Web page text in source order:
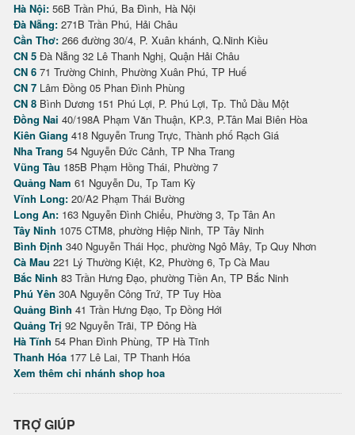
Hà Nội: 56B Trần Phú, Ba Đình, Hà Nội
Đà Nẵng: 271B Trần Phú, Hải Châu
Cần Thơ: 266 đường 30/4, P. Xuân khánh, Q.Ninh Kiều
CN 5 Đà Nẵng 32 Lê Thanh Nghị, Quận Hải Châu
CN 6 71 Trường Chinh, Phường Xuân Phú, TP Huế
CN 7 Lâm Đồng 05 Phan Đình Phùng
CN 8 Bình Dương 151 Phú Lợi, P. Phú Lợi, Tp. Thủ Dầu Một
Đồng Nai 40/198A Phạm Văn Thuận, KP.3, P.Tân Mai Biên Hòa
Kiên Giang 418 Nguyễn Trung Trực, Thành phố Rạch Giá
Nha Trang 54 Nguyễn Đức Cảnh, TP Nha Trang
Vũng Tàu 185B Phạm Hồng Thái, Phường 7
Quảng Nam 61 Nguyễn Du, Tp Tam Kỳ
Vĩnh Long: 20/A2 Phạm Thái Bường
Long An: 163 Nguyễn Đình Chiểu, Phường 3, Tp Tân An
Tây Ninh 1075 CTM8, phường Hiệp Ninh, TP Tây Ninh
Bình Định 340 Nguyễn Thái Học, phường Ngô Mây, Tp Quy Nhơn
Cà Mau 221 Lý Thường Kiệt, K2, Phường 6, Tp Cà Mau
Bắc Ninh 83 Trần Hưng Đạo, phường Tiền An, TP Bắc Ninh
Phú Yên 30A Nguyễn Công Trứ, TP Tuy Hòa
Quảng Bình 41 Trần Hưng Đạo, Tp Đồng Hới
Quảng Trị 92 Nguyễn Trãi, TP Đông Hà
Hà Tĩnh 54 Phan Đình Phùng, TP Hà Tĩnh
Thanh Hóa 177 Lê Lai, TP Thanh Hóa
Xem thêm chi nhánh shop hoa
TRỢ GIÚP